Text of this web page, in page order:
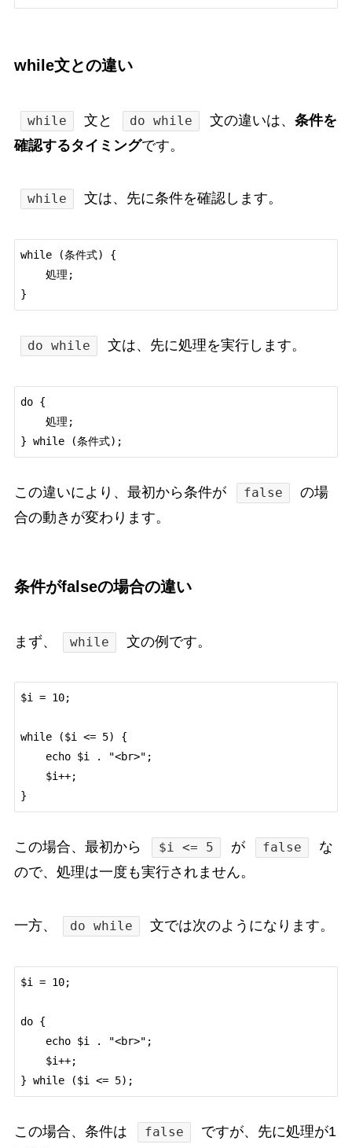
while文との違い
while 文と do while 文の違いは、条件を
確認するタイミングです。
while 文は、先に条件を確認します。
while (条件式) {
do while 文は、先に処理を実行します。
do {
この違いにより、最初から条件が false
の場
合の動きが変わります。
条件がfalseの場合の違い
まず、 while 文の例です。
$i = 10;
while ($i <= 5) {
この場合、最初から $i <= 5 が false
な
ので、処理は一度も実行されません。
一方、 do while 文では次のようになります。
$i = 10;
do {
この場合、条件は false
ですが、先に処理が1